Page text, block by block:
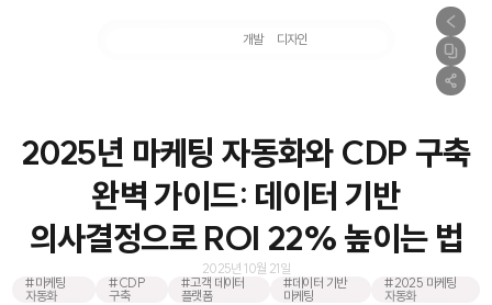
개발 디자인
2025년 마케팅 자동화와 CDP 구축
완벽 가이드: 데이터 기반
의사결정으로 ROI 22% 높이는 법
2025년 10월 21일
#마케팅
자동화
#CDP
구축
#고객 데이터
플랫폼
#데이터 기반
마케팅
#2025 마케팅
자동화